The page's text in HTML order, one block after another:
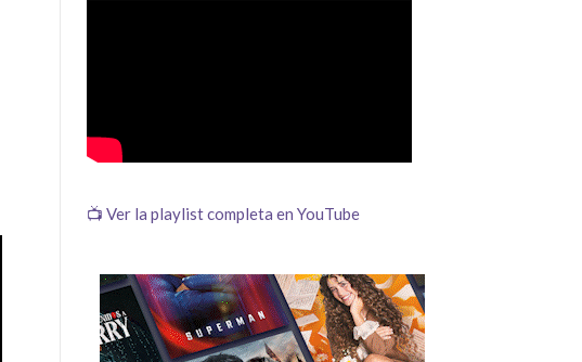
📺 Ver la playlist completa en YouTube